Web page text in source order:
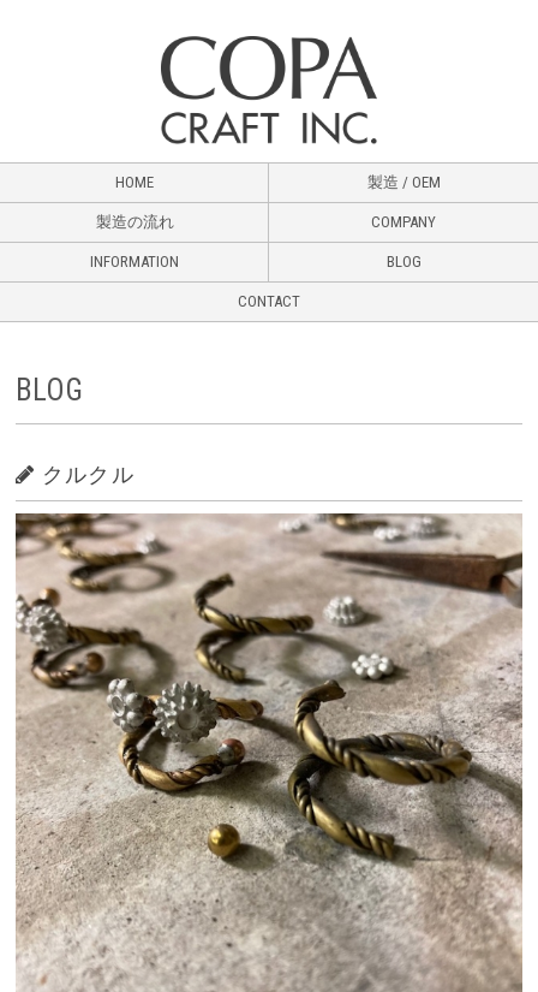
HOME 製造 / OEM
製造の流れ COMPANY
INFORMATION BLOG
CONTACT
BLOG
クルクル